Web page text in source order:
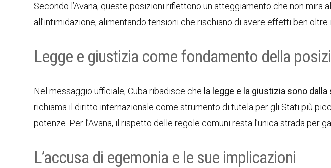
Secondo l’Avana, queste posizioni riflettono un atteggiamento che non mira
all’intimidazione, alimentando tensioni che rischiano di avere effetti ben oltre
Legge e giustizia come fondamento della
Nel messaggio ufficiale, Cuba ribadisce che la legge e la giustizia sono dalla
richiama il diritto internazionale come strumento di tutela per gli Stati più
potenze. Per l’Avana, il rispetto delle regole comuni resta l’unica strada per
L’accusa di egemonia e le sue implicazioni